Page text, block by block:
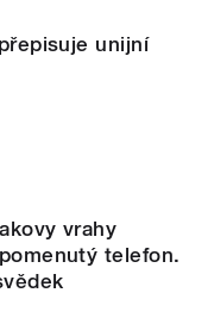
unijní
vrahy
telefon.